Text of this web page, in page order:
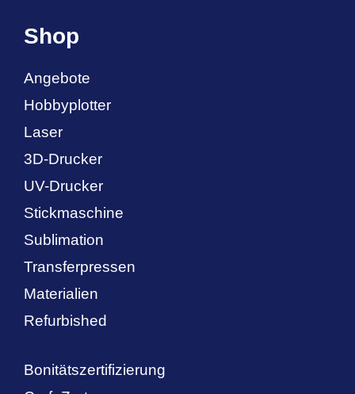
Shop
Angebote
Hobbyplotter
Laser
3D-Drucker
UV-Drucker
Stickmaschine
Sublimation
Transferpressen
Materialien
Refurbished
Bonitätszertifizierung